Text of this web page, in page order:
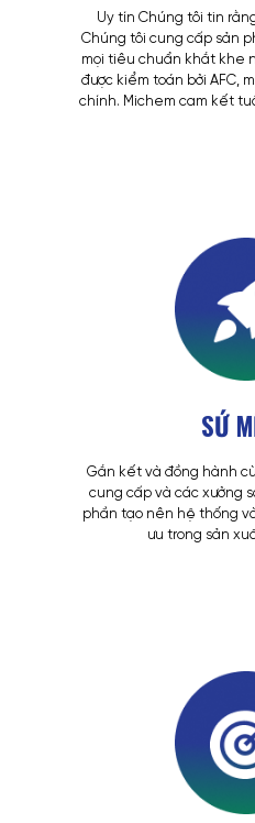
Uy tín Chúng tôi tin rằng "Uy tín là sức mạnh".
Chúng tôi cung cấp sản
mọi tiêu chuẩn khắt khe nhất. Chính trực
được kiểm toán bởi AFC,
chính. Michem cam kết
SỨ
Gắn kết và đồng hành
cung cấp và các xưởng
phần tạo nên hệ thống
ưu trong sản